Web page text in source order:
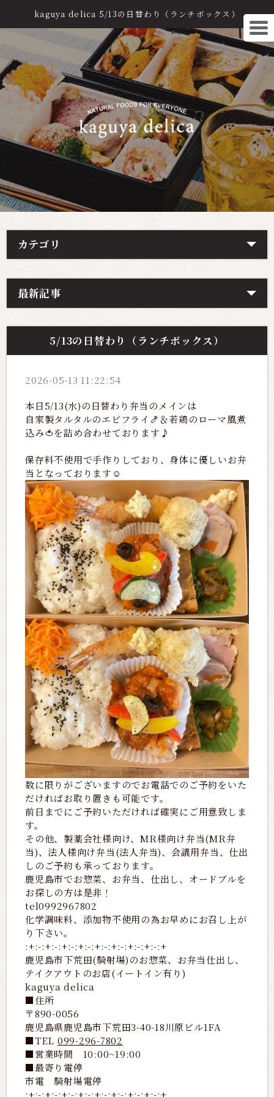
kaguya delica 5/13の日替わり（ランチボックス）
カテゴリ
最新記事
5/13の日替わり（ランチボックス）
2026-05-13 11:22:54
本日5/13(水)の日替わり弁当のメインは
自家製タルタルのエビフライ🍤＆若鶏のローマ風煮
込み🍅を詰め合わせております♪
保存料不使用で手作りしており、身体に優しいお弁
当となっております☺️
数に限りがございますのでお電話でのご予約をいた
だければお取り置きも可能です。
前日までにご予約いただければ確実にご用意致しま
す。
その他、製薬会社様向け、MR様向け弁当(MR弁
当)、法人様向け弁当(法人弁当)、会議用弁当、仕出
しのご予約も承っております。
鹿児島市でお惣菜、お弁当、仕出し、オードブルを
お探しの方は是非！
tel0992967802
化学調味料、添加物不使用の為お早めにお召し上が
り下さい。
:+:-:+:-:+:-:+:-:+:-:+:-:+:-:+:-:+
鹿児島市下荒田(騎射場)のお惣菜、お弁当仕出し、
テイクアウトのお店(イートイン有り)
kaguya delica
■住所
〒890-0056
鹿児島県鹿児島市下荒田3-40-18川原ビル1FA
■TEL 099-296-7802
■営業時間 10:00~19:00
■最寄り電停
市電 騎射場電停
:+:-:+:-:+:-:+:-:+:-:+:-:+:-:+:-:+